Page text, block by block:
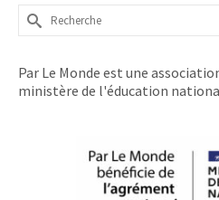
Rechercher :
Par Le Monde est une
ministère de l'éducation